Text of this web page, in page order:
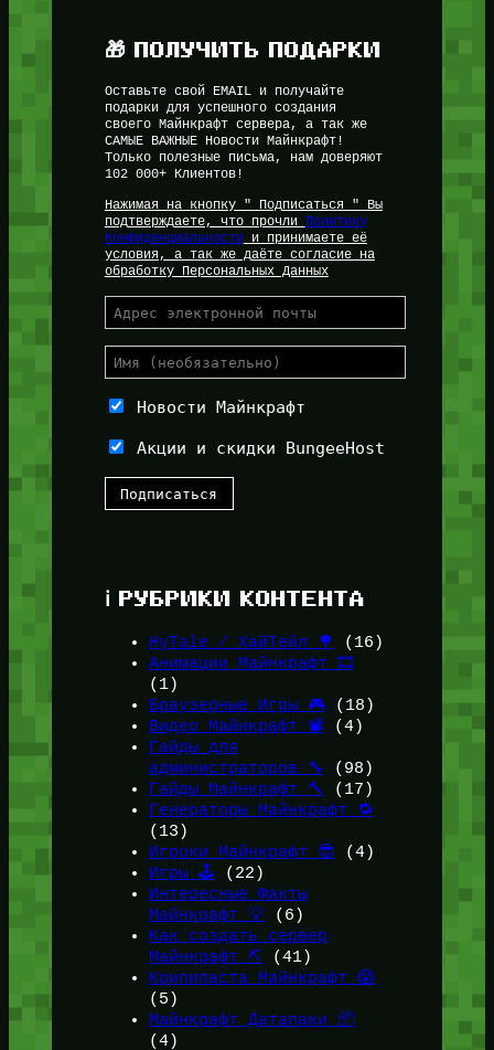
🎁 ПОЛУЧИТЬ ПОДАРКИ
Оставьте свой EMAIL и получайте
подарки для успешного создания
своего Майнкрафт сервера, а так же
САМЫЕ ВАЖНЫЕ Новости Майнкрафт!
Только полезные письма, нам доверяют
102 000+ Клиентов!
Нажимая на кнопку " Подписаться " Вы
подтверждаете, что прочли
Политику
Конфиденциальностии принимаете её
условия, а так же даёте согласие на
обработку Персональных Данных
Новости Майнкрафт
Акции и скидки BungeeHost
ℹ️ РУБРИКИ КОНТЕНТА
HyTale / ХайТейл 🌳
(16)
Анимации Майнкрафт 🎞️
(1)
Браузерные Игры 🎮(18)
Видео Майнкрафт 📽️ (4)
Гайды для
администраторов 🔧
(98)
Гайды Майнкрафт 🔨
(17)
Генераторы Майнкрафт 🔁
(13)
Игроки Майнкрафт 😎 (4)
Игры 🕹️ (22)
Интересные Факты
Майнкрафт 💡(6)
Как создать сервер
Майнкрафт ⛏️ (41)
Крипипаста Майнкрафт 😱
(5)
Майнкрафт Датапаки 📦
(4)